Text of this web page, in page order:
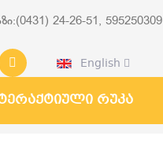
24-26-51, 595250309
English
რუკა